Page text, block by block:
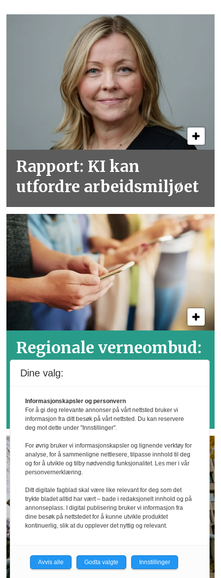
Rapport: KI kan
utfordre arbeidsmiljøet
Regionale verneombud:
– Digitalisering
forståelsen
Dine valg:
Informasjonskapsler og personvern
For å gi deg relevante annonser på vårt nettsted bruker vi
informasjon fra ditt besøk på vårt nettsted. Du kan reservere
deg mot dette under "Innstillinger".
For øvrig bruker vi informasjonskapsler og lignende verktøy for
analyse, for å sammenligne nettlesere, tilpasse innhold til deg
og for å utvikle og tilby nødvendig funksjonalitet. Les mer i vår
personvernerklæring.
Ditt digitale fagblad skal være like relevant for deg som det
trykte bladet alltid har vært – bade i redaksjonelt innhold og på
annonseplass. I digital publisering bruker vi informasjon fra
dine besøk på nettstedet for å kunne utvikle produktet
kontinuerlig, slik at du opplever det nyttig og relevant.
Avvis alle Godta valgte Innstillinger